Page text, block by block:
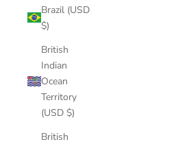
Brazil (USD
$)
British
Indian
Ocean
Territory
(USD $)
British